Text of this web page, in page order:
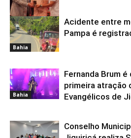
Bahia
Bahia
Acidente entre
Pampa é
Bahia
Fernanda Brum
primeira atração
Evangélicos de
Conselho